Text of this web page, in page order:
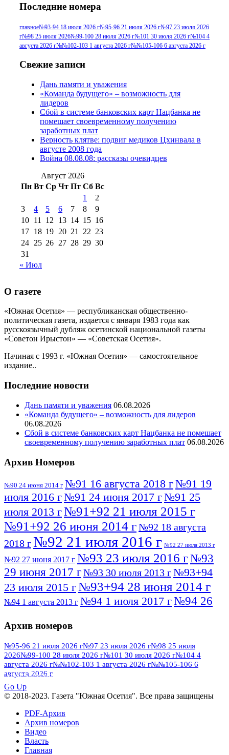
июля 2017 г(11)№96 9 августа 2012
г(13) №96 28 июля 2015 г(9) №96+97 3
июля 2014 г(10)№96+97 30 июля
июля 2017 г
2012 г(15)№97 30 июля 2015 г
(15)№98 1 августа 2015 г
августа 2016 г(10)№98 5 июля 2014 г(10)
№98 8 августа 2013 г
августа 2012 г(14)
2017 г(9)
№99 4 августа
2016 г(12) №99 8 июля 2014 г
августа 2012 г(11)
августа 2013 г
(12)
Последние номера
главное№93-94 18 июля 2026 г№95-96 21 июля 2026 г№97 23 июля 2026
г№98 25 июля 2026№99-100 28 июля 2026 г№101 30 июля 2026 г№104 4
августа 2026 г№№102-103 1 августа 2026 г№№105-106 6 августа 2026 г
Свежие записи
Дань памяти и уважения
«Команда будущего» – возможность для
лидеров
Сбой в системе банковских карт Нацбанка не
помешает своевременному получению
заработных плат
Верность клятве: подвиг медиков Цхинвала в
августе 2008 года
Война 08.08.08: рассказы очевидцев
Август 2026
Пн Вт Ср Чт Пт Сб Вс
1
2
3
4 5 6 7 8
9
10 11 12 13 14 15 16
17 18 19 20 21 22 23
24 25 26 27 28 29 30
31
« Июл
О газете
«Южная Осетия» — республиканская общественно-
политическая газета, издается с января 1983 года как
русскоязычный дубляж осетинской национальной газеты
«Советон Ирыстон» — «Советская Осетия».
Начиная с 1993 г. «Южная Осетия» — самостоятельное
издание..
Последние новости
Дань памяти и уважения 06.08.2026
«Команда будущего» – возможность для лидеров
06.08.2026
Сбой в системе банковских карт Нацбанка не помешает
своевременному получению заработных плат 06.08.2026
Архив Номеров
№90 24 июня 2014 г №91 16 августа 2018 г№91 19
июля 2016 г№91 24 июня 2017 г№91 25
июля 2013 г№91+92 21 июля 2015 г
№91+92 26 июня 2014 г№92 18 августа
2018 г№92 21 июля 2016 г №92 27 июля 2013 г
№92 27 июня 2017 г №93 23 июля 2016 г№93
29 июня 2017 г№93 30 июля 2013 г№93+94
23 июля 2015 г№93+94 28 июня 2014 г
№94 1 августа 2013 г №94 1 июля 2017 г№94 26
№95 7 августа 2012 г
№95 28 июля 2016 г№95+96 3 августа
2013 г№96 6 июля 2017 г№96 9 августа
2012 г №96 28 июля 2015 г
№96+97 30 июля 2016 г
№97 11 августа 2012 г
№97 30 июля 2015 г
№98 2 августа 2016 г
августа 2013 г
Архив номеров
№95-96 21 июля 2026 г№97 23 июля 2026 г№98 25 июля
2026№99-100 28 июля 2026 г№101 30 июля 2026 г№104 4
августа 2026 г№№102-103 1 августа 2026 г№№105-106 6
августа 2026 г
ПОСМОТРЕТЬ ВСЕ
Go Up
© 2018-2023. Газета "Южная Осетия". Все права защищены
PDF-Архив
Архив номеров
Видео
Власть
Главная